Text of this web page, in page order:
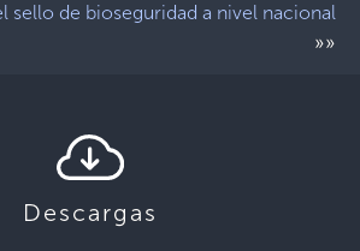
sello de bioseguridad a nivel nacional
»»
Descargas